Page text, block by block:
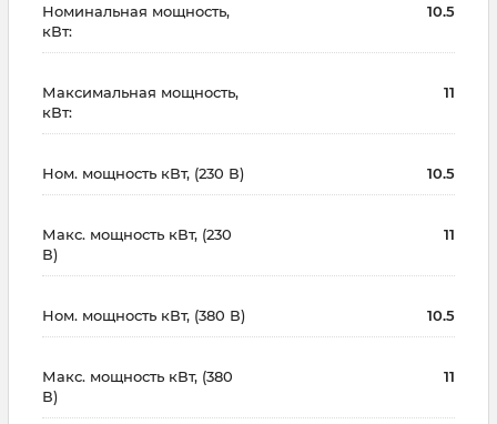
Номинальная мощность,
кВт:
10.5
Максимальная мощность,
кВт:
11
Ном. мощность кВт, (230 В) 10.5
Макс. мощность кВт, (230
В)
11
Ном. мощность кВт, (380 В) 10.5
Макс. мощность кВт, (380
В)
11